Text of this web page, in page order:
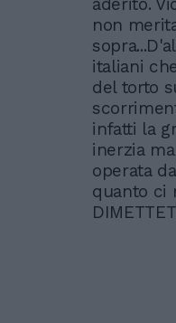
non
italiani
del torto
infatti la
inerzia
operata
quanto ci